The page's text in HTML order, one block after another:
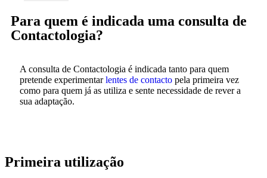
Para quem é indicada uma consulta de
Contactologia?​
A consulta de Contactologia é indicada tanto para quem
pretende experimentarlentes de contacto pela primeira vez
como para quem já as utiliza e sente necessidade de rever a
sua adaptação.
Primeira utilização